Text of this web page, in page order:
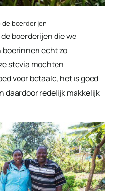
de boerderijen
boerderijen die we
boerinnen echt zo
stevia mochten
voor betaald, het is goed
daardoor redelijk makkelijk